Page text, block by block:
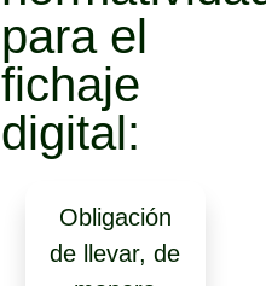
para el
fichaje
digital:
Obligación
de llevar, de